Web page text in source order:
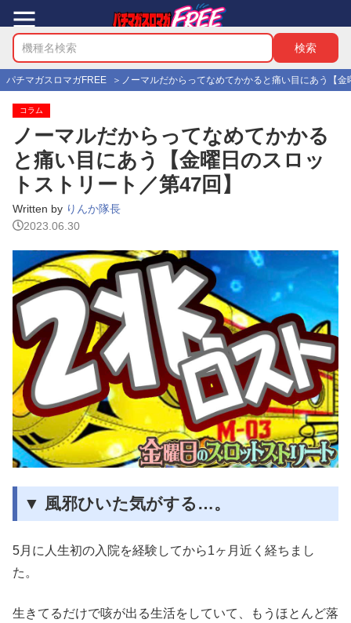
パチマガスロマガFREE ノーマルだからってなめてかかると痛い目にあう【
コラム
ノーマルだからってなめてかかる
と痛い目にあう【金曜日のスロッ
トストリート／第47回】
Written by りんか隊長
2023.06.30
▼ 風邪ひいた気がする…。
5月に人生初の入院を経験してから1ヶ月近く経ちまし
た。
生きてるだけで咳が出る生活をしていて、もうほとんど落